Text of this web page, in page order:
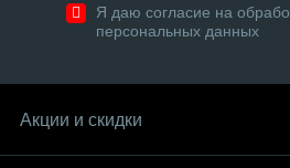
Я даю согласие на
персональных данных
Акции и скидки